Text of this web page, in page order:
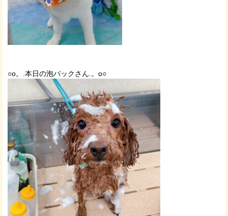
○o。.本日の泡パックさん.。o○